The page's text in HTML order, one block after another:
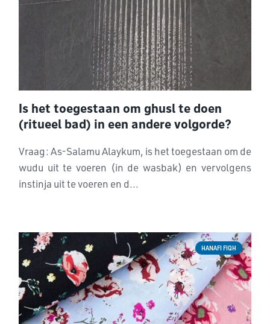
Is het toegestaan om ghusl te doen
(ritueel bad) in een andere volgorde?
Vraag: As-Salamu Alaykum, is het toegestaan om de
wudu uit te voeren (in de wasbak) en vervolgens
instinja uit te voeren en d...
HANAFI FIQH